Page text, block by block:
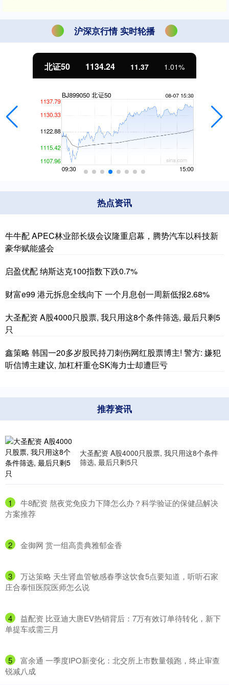
沪深京行情 实时轮播
北证50 1134.24 11.37 1.01%
热点资讯
牛牛配 APEC林业部长级会议隆重启幕，腾势汽车以科技新
豪华赋能盛会
启盈优配 纳斯达克100指数下跌0.7%
财富e99 港元拆息全线向下 一个月息创一周新低报2.68%
大圣配资 A股4000只股票, 我只用这8个条件筛选, 最后只剩5
只
鑫策略 韩国一20多岁股民持刀刺伤网红股票博主! 警方: 嫌犯
听信博主建议, 加杠杆重仓SK海力士却遭巨亏
推荐资讯
大圣配资 A股4000只股票, 我只用这8个条件
筛选, 最后只剩5只
1
​牛8配资 熬夜党免疫力下降怎么办？科学验证的保健品解决
方案推荐
2 ​金御网 赏一组高贵典雅郁金香
3
​万达策略 天生肾血管敏感春季这饮食5点要知道，听听石家
庄合泰恒医院医师怎么说
4
​益配资 比亚迪大唐EV热销背后：7万有效订单待转化，新下
单提车或需三月
5
​富余通 一季度IPO新变化：北交所上市数量领跑，终止审查
锐减八成